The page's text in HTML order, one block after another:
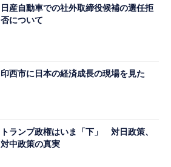
日産自動車での社外取締役候補の選任拒
否について
印西市に日本の経済成長の現場を見た
トランプ政権はいま「下」 対日政策、
対中政策の真実